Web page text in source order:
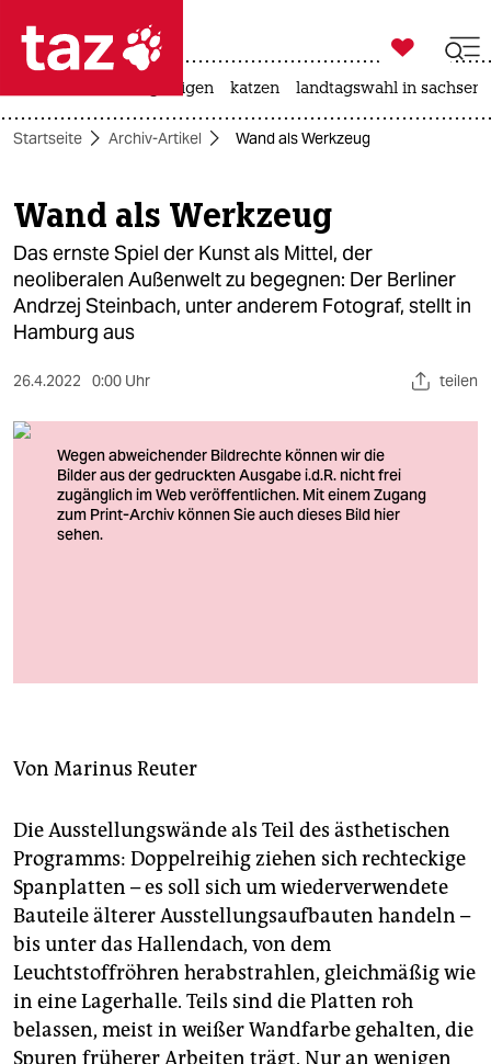
 taz zahl ich
taz zahl ich
themen
politik
öko
gesellschaft
kultur
sport
berlin
nord
verlag
shop
unterstützen
abo
genossenschaft

taz zahl ich
bergsteigen katzen landtagswahl in
Startseite Archiv-Artikel Wand als Werkzeug
Wand als Werkzeug
Das ernste Spiel der Kunst als Mittel, der
neoliberalen Außenwelt zu begegnen: Der Berliner
Andrzej Steinbach, unter anderem Fotograf, stellt in
Hamburg aus
26.4.2022 0:00 Uhr teilen
Von Marinus Reuter
Die Ausstellungswände als Teil des ästhetischen
Programms: Doppelreihig ziehen sich rechteckige
Spanplatten – es soll sich um wiederverwendete
Bauteile älterer Ausstellungsaufbauten handeln –
bis unter das Hallendach, von dem
Leuchtstoffröhren herabstrahlen, gleichmäßig wie
in eine Lagerhalle. Teils sind die Platten roh
belassen, meist in weißer Wandfarbe gehalten, die
Spuren früherer Arbeiten trägt. Nur an wenigen